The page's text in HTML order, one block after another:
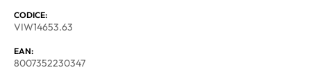
CODICE:
VIW14653.63
EAN:
8007352230347